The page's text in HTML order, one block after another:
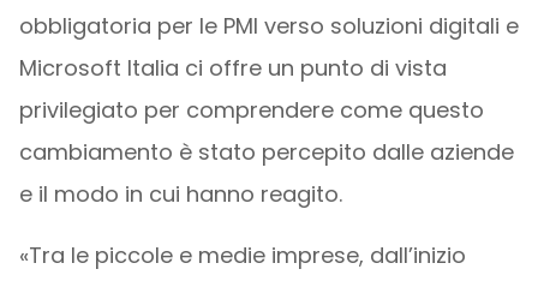
obbligatoria per le PMI verso soluzioni digitali e
Microsoft Italia ci offre un punto di vista
privilegiato per comprendere come questo
cambiamento è stato percepito dalle aziende
e il modo in cui hanno reagito.
«Tra le piccole e medie imprese, dall’inizio